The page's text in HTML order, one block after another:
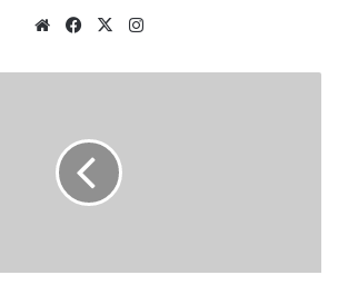
Sitio
Facebook
X